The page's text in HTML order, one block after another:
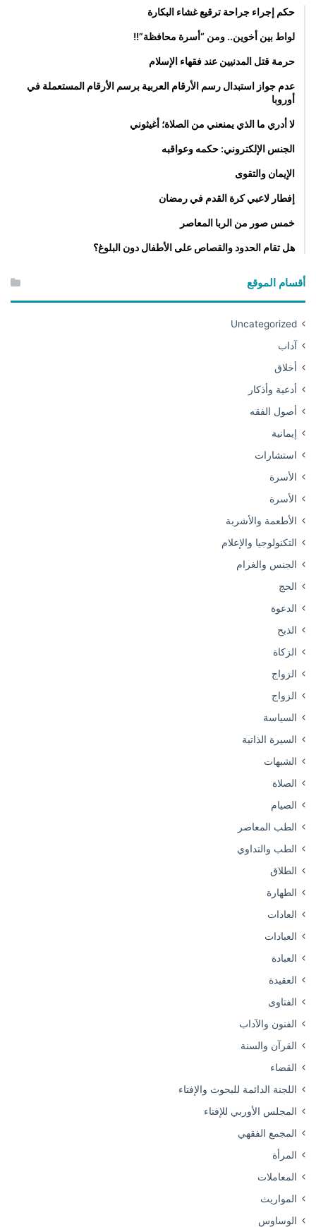
حكم إجراء جراحة ترقيع غشاء البكارة
لواط بين أخوين.. ومن “أسرة محافظة”!!
حرمة قتل المدنيين عند فقهاء الإسلام
عدم جواز استبدال رسم الأرقام العربية برسم الأرقام المستعملة في
أوروبا
لا أدري ما الذي يمنعني من الصلاة؛ أغيثوني
الجنس الإلكتروني: حكمه وعواقبه
الإيمان والتقوى
إفطار لاعبي كرة القدم في رمضان
خمس صور من الربا المعاصر
هل تقام الحدود والقصاص على الأطفال دون البلوغ؟
أقسام الموقع
Uncategorized
آداب
أخلاق
أدعية وأذكار
أصول الفقه
إيمانية
استشارات
الأسرة
الأسرة
الأطعمة والأشربة
التكنولوجيا والإعلام
الجنس والغرام
الحج
الدعوة
الذبح
الزكاة
الزواج
الزواج
السياسة
السيرة الذاتية
الشبهات
الصلاة
الصيام
الطب المعاصر
الطب والتداوي
الطلاق
الطهارة
العادات
العبادات
العبادة
العقيدة
الفتاوى
الفنون والآداب
القرآن والسنة
القضاء
اللجنة الدائمة للبحوث والإفتاء
المجلس الأوربي للإفتاء
المجمع الفقهي
المرأة
المعاملات
المواريث
الوساوس